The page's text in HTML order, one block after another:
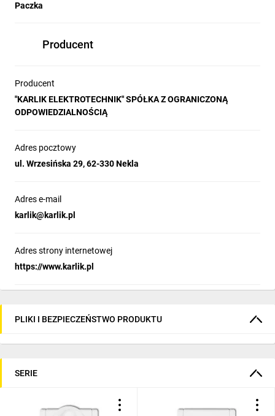
Paczka
Producent
Producent
"KARLIK ELEKTROTECHNIK" SPÓŁKA Z OGRANICZONĄ
ODPOWIEDZIALNOŚCIĄ
Adres pocztowy
ul. Wrzesińska 29, 62-330 Nekla
Adres e-mail
karlik@karlik.pl
Adres strony internetowej
https://www.karlik.pl
PLIKI I BEZPIECZEŃSTWO PRODUKTU
SERIE